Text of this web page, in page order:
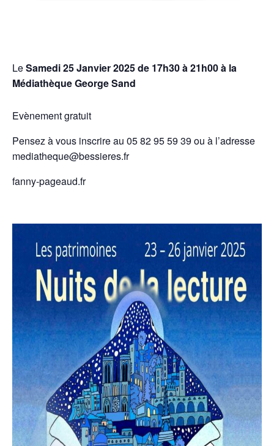
LeSamedi 25 Janvier 2025 de 17h30 à 21h00 à la
Médiathèque George Sand
Evènement gratuit
Pensez à vous inscrire au 05 82 95 59 39 ou à l’adresse
mediatheque@bessieres.fr
fanny-pageaud.fr